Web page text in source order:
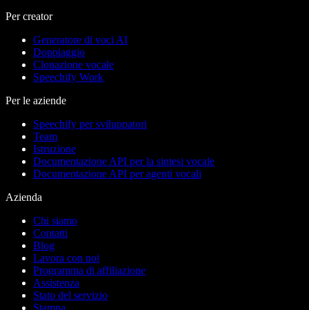
Per creator
Generatore di voci AI
Doppiaggio
Clonazione vocale
Speechify Work
Per le aziende
Speechify per sviluppatori
Team
Istruzione
Documentazione API per la sintesi vocale
Documentazione API per agenti vocali
Azienda
Chi siamo
Contatti
Blog
Lavora con noi
Programma di affiliazione
Assistenza
Stato del servizio